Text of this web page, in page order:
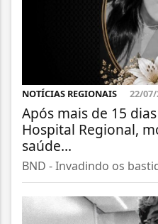
NOTÍCIAS REGIONAIS 22/07/
Após mais de 15
Hospital Regional,
saúde...
BND - Invadindo os